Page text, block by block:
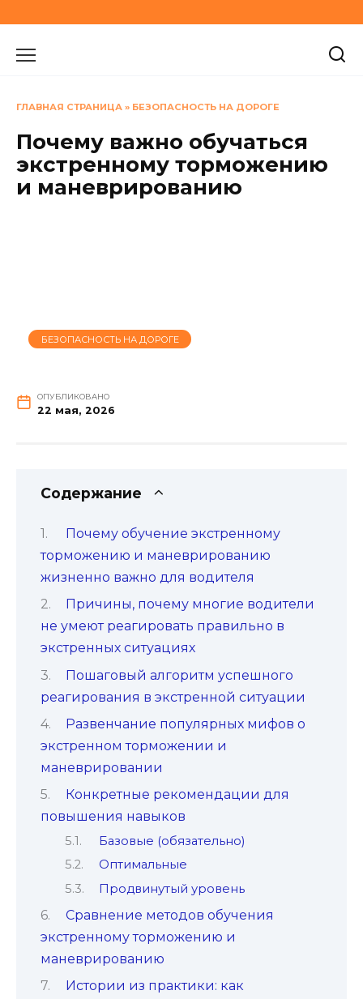
к
содержанию
ГЛАВНАЯ СТРАНИЦА » БЕЗОПАСНОСТЬ НА ДОРОГЕ
Почему важно обучаться
экстренному торможению
и маневрированию
БЕЗОПАСНОСТЬ НА ДОРОГЕ
ОПУБЛИКОВАНО
22 мая, 2026
Содержание
Почему обучение экстренному
торможению и маневрированию
жизненно важно для водителя
Причины, почему многие водители
не умеют реагировать правильно в
экстренных ситуациях
Пошаговый алгоритм успешного
реагирования в экстренной ситуации
Развенчание популярных мифов о
экстренном торможении и
маневрировании
Конкретные рекомендации для
повышения навыков
Базовые (обязательно)
Оптимальные
Продвинутый уровень
Сравнение методов обучения
экстренному торможению и
маневрированию
Истории из практики: как